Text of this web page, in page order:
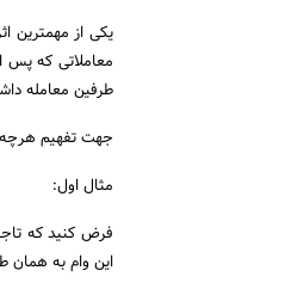
یکی از مهمترین
معاملاتی که پس
طرفین معامله
جهت تفهیم هرچه
مثال اول:
فرض کنید که
این وام به همان